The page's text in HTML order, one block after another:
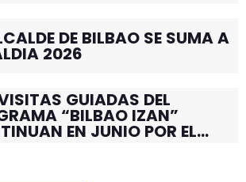
DE BILBAO SE SUMA A
2026
GUIADAS DEL
“BILBAO IZAN”
EN JUNIO POR EL